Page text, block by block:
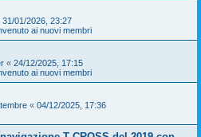
31/01/2026, 23:27
ai nuovi membri
« 24/12/2025, 17:15
ai nuovi membri
« 04/12/2025, 17:36